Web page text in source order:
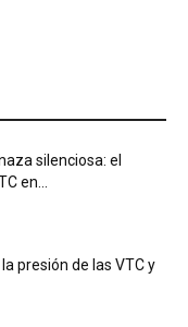
silenciosa: el
en...
presión de las VTC y